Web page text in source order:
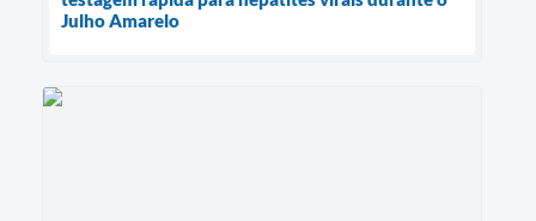
Julho Amarelo